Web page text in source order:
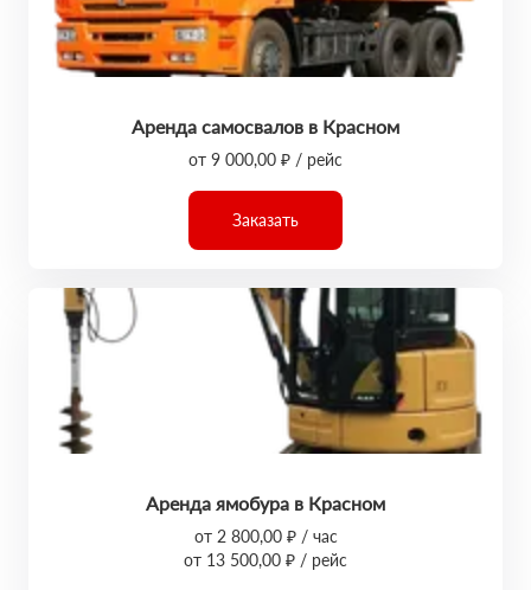
Аренда самосвалов в Красном
от 9 000,00 ₽ / рейс
Заказать
Аренда ямобура в Красном
от 2 800,00 ₽ / час
от 13 500,00 ₽ / рейс